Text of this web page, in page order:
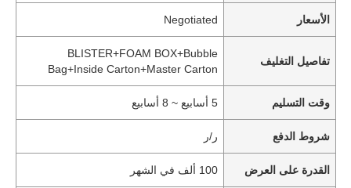
الأسعار Negotiated
تفاصيل التغليف
BLISTER+FOAM BOX+Bubble
Bag+Inside Carton+Master Carton
وقت التسليم 5 أسابيع ~ 8 أسابيع
شروط الدفع ر/ر
القدرة على العرض 100 ألف في الشهر